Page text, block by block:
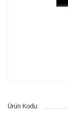
Ürün Kodu: